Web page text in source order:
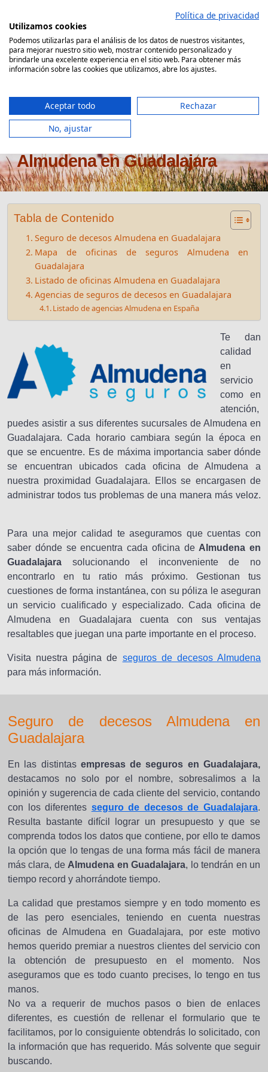
contenido
Comparador Seguro Decesos
Oficinas seguros de decesos
Almudena en Guadalajara
Tabla de Contenido
Seguro de decesos Almudena en Guadalajara
Mapa de oficinas de seguros Almudena en
Guadalajara
Listado de oficinas Almudena en Guadalajara
Agencias de seguros de decesos en Guadalajara
Listado de agencias Almudena en España
Te dan
calidad
en
servicio
como en
atención,
puedes asistir a sus diferentes sucursales de Almudena en
Guadalajara. Cada horario cambiara según la época en
que se encuentre. Es de máxima importancia saber dónde
se encuentran ubicados cada oficina de Almudena a
nuestra proximidad Guadalajara. Ellos se encargasen de
administrar todos tus problemas de una manera más veloz.
Para una mejor calidad te aseguramos que cuentas con
saber dónde se encuentra cada oficina de Almudena en
Guadalajara solucionando el inconveniente de no
encontrarlo en tu ratio más próximo. Gestionan tus
cuestiones de forma instantánea, con su póliza le aseguran
un servicio cualificado y especializado. Cada oficina de
Almudena en Guadalajara cuenta con sus ventajas
resaltables que juegan una parte importante en el proceso.
Visita nuestra página de seguros de decesos Almudena
para más información.
Seguro de decesos Almudena en
Guadalajara
En las distintas empresas de seguros en Guadalajara,
destacamos no solo por el nombre, sobresalimos a la
opinión y sugerencia de cada cliente del servicio, contando
con los diferentes seguro de decesos de Guadalajara.
Resulta bastante difícil lograr un presupuesto y que se
comprenda todos los datos que contiene, por ello te damos
la opción que lo tengas de una forma más fácil de manera
más clara, de Almudena en Guadalajara, lo tendrán en un
tiempo record y ahorrándote tiempo.
La calidad que prestamos siempre y en todo momento es
de las pero esenciales, teniendo en cuenta nuestras
oficinas de Almudena en Guadalajara, por este motivo
hemos querido premiar a nuestros clientes del servicio con
la obtención de presupuesto en el momento. Nos
aseguramos que es todo cuanto precises, lo tengo en tus
manos.
No va a requerir de muchos pasos o bien de enlaces
diferentes, es cuestión de rellenar el formulario que te
facilitamos, por lo consiguiente obtendrás lo solicitado, con
la información que has requerido. Más solvente que seguir
buscando.
Política de privacidad
Utilizamos cookies
Podemos utilizarlas para el análisis de los datos de nuestros visitantes,
para mejorar nuestro sitio web, mostrar contenido personalizado y
brindarle una excelente experiencia en el sitio web. Para obtener más
información sobre las cookies que utilizamos, abre los ajustes.
Aceptar todo
Rechazar
No, ajustar